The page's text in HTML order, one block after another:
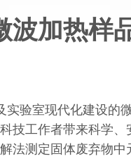
加热样
验室现代化建设的
技工作者带来科学
法测定固体废弃物